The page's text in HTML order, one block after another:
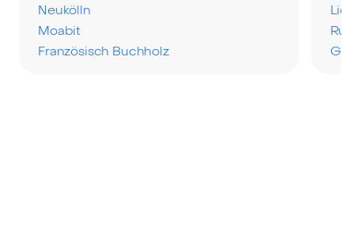
Neukölln
Moabit
Französisch Buchholz